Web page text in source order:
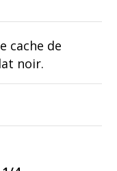
cache de
noir.